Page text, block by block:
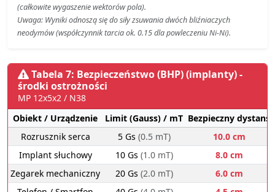
(całkowite wygaszenie wektorów pola).
Uwaga: Wyniki odnoszą się do siły zsuwania dwóch bliźniaczych
neodymów (współczynnik tarcia ok. 0.15 dla powleczeniu Ni-Ni).
Tabela 7: Bezpieczeństwo (BHP) (implanty) -
środki ostrożności
MP 12x5x2 / N38
Obiekt / Urządzenie
Limit (Gauss) / mT Bezpieczny dystans
Rozrusznik serca
5 Gs (0.5 mT)
10.0 cm
Implant słuchowy
10 Gs (1.0 mT)
8.0 cm
Zegarek mechaniczny
20 Gs (2.0 mT)
6.0 cm